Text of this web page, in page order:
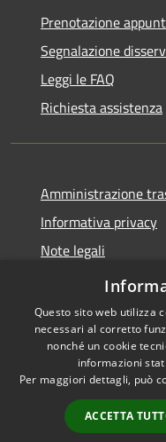
Prenotazione
Segnalazione
Leggi le FAQ
Richiesta assistenza
Amministrazione
Informativa privacy
Note legali
Dichiarazione di
Accessibilità
Questo sito web utilizza
necessari al corretto
nonché un cookie
informazioni
Per maggiori dettagli, può
ACCETTA